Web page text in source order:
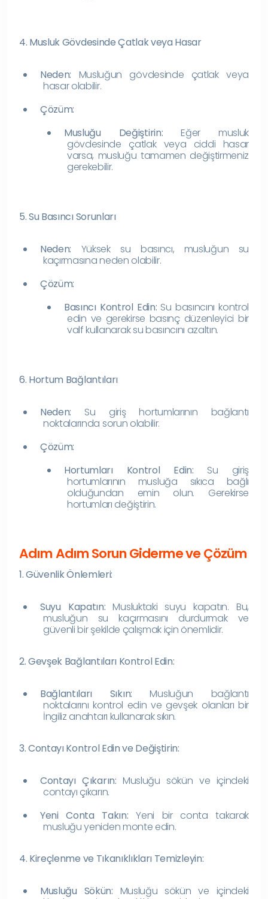
4. Musluk Gövdesinde Çatlak veya Hasar
Neden: Musluğun gövdesinde çatlak veya
hasar olabilir.
Çözüm:
Musluğu Değiştirin: Eğer musluk
gövdesinde çatlak veya ciddi hasar
varsa, musluğu tamamen değiştirmeniz
gerekebilir.
5. Su Basıncı Sorunları
Neden: Yüksek su basıncı, musluğun su
kaçırmasına neden olabilir.
Çözüm:
Basıncı Kontrol Edin: Su basıncını kontrol
edin ve gerekirse basınç düzenleyici bir
valf kullanarak su basıncını azaltın.
6. Hortum Bağlantıları
Neden: Su giriş hortumlarının bağlantı
noktalarında sorun olabilir.
Çözüm:
Hortumları Kontrol Edin: Su giriş
hortumlarının musluğa sıkıca bağlı
olduğundan emin olun. Gerekirse
hortumları değiştirin.
Adım Adım Sorun Giderme ve Çözüm
1. Güvenlik Önlemleri:
Suyu Kapatın: Musluktaki suyu kapatın. Bu,
musluğun su kaçırmasını durdurmak ve
güvenli bir şekilde çalışmak için önemlidir.
2. Gevşek Bağlantıları Kontrol Edin:
Bağlantıları Sıkın: Musluğun bağlantı
noktalarını kontrol edin ve gevşek olanları bir
İngiliz anahtarı kullanarak sıkın.
3. Contayı Kontrol Edin ve Değiştirin:
Contayı Çıkarın: Musluğu sökün ve içindeki
contayı çıkarın.
Yeni Conta Takın: Yeni bir conta takarak
musluğu yeniden monte edin.
4. Kireçlenme ve Tıkanıklıkları Temizleyin:
Musluğu Sökün: Musluğu sökün ve içindeki